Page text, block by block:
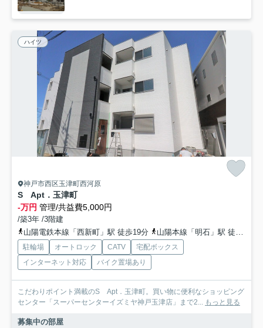
ハイツ
神戸市西区玉津町西河原
S Apt．玉津町
-万円 管理/共益費5,000円
/築3年 /3階建
山陽電鉄本線「西新町」駅 徒歩19分
山陽本線「明石」駅 徒歩27分
駐輪場 オートロック CATV
宅配ボックス
インターネット対応
バイク置場あり
こだわりポイント満載のS Apt．玉津町。買い物に便利なショッピング
センター「スーパーセンターイズミヤ神戸玉津店」まで2... もっと見る
募集中の部屋